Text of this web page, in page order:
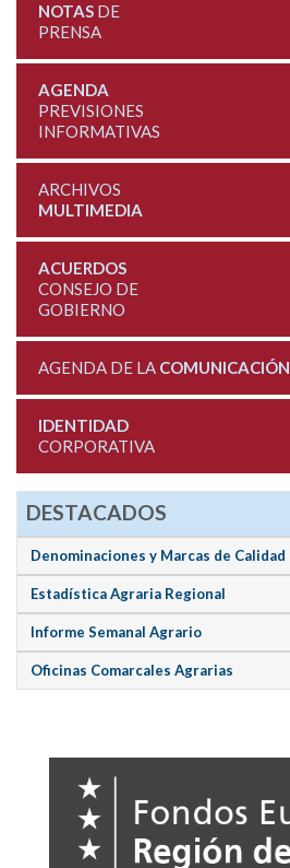
NOTASDE
PRENSA
AGENDA
PREVISIONES
INFORMATIVAS
ARCHIVOS
MULTIMEDIA
ACUERDOS
CONSEJO DE
GOBIERNO
AGENDA DE LA COMUNICACIÓN
IDENTIDAD
CORPORATIVA
DESTACADOS
Denominaciones y Marcas de Calidad
Estadística Agraria Regional
Informe Semanal Agrario
Oficinas Comarcales Agrarias